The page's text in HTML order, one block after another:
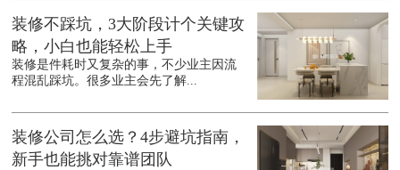
装修不踩坑，3大阶段计个关键攻
略，小白也能轻松上手
装修是件耗时又复杂的事，不少业主因流
程混乱踩坑。很多业主会先了解...
装修公司怎么选？4步避坑指南，
新手也能挑对靠谱团队